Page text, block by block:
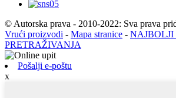
© Autorska prava - 2010-2022: Sva prava
Vrući proizvodi - Mapa stranice - NAJBOLJI
PRETRAŽIVANJA
Pošalji e-poštu
x